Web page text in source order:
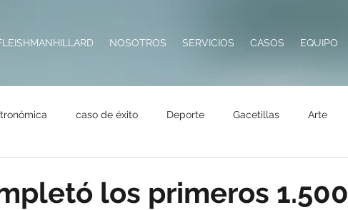
NOSOTROS SERVICIOS CASOS EQUIPO
caso de éxito Deporte Gacetillas Arte
los primeros 1.500